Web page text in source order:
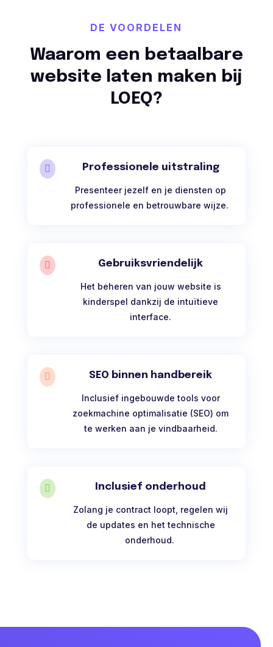
DE VOORDELEN
Waarom een betaalbare
website laten maken bij
LOEQ?
 Professionele uitstraling
Presenteer jezelf en je diensten op
professionele en betrouwbare wijze.
 Gebruiksvriendelijk
Het beheren van jouw website is
kinderspel dankzij de intuïtieve
interface.
 SEO binnen handbereik
Inclusief ingebouwde tools voor
zoekmachine optimalisatie (SEO) om
te werken aan je vindbaarheid.
 Inclusief onderhoud
Zolang je contract loopt, regelen wij
de updates en het technische
onderhoud.